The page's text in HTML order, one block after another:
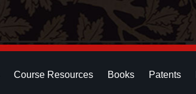
Course Resources Books Patents